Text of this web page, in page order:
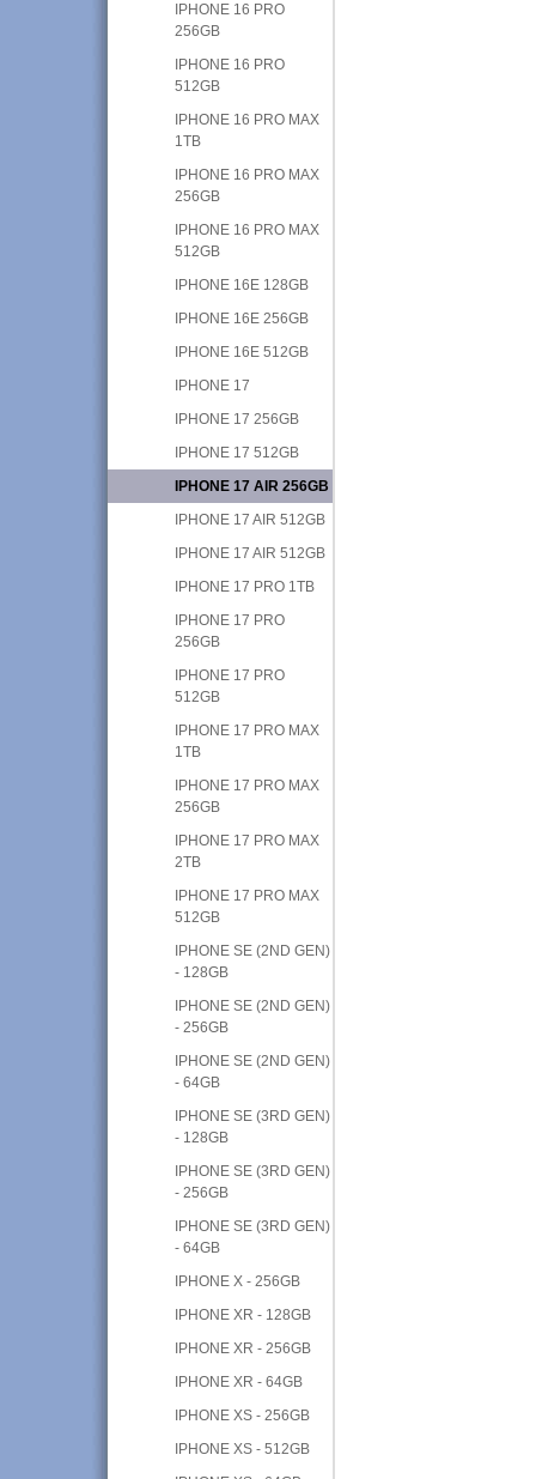
IPHONE 16 PRO
256GB
IPHONE 16 PRO
512GB
IPHONE 16 PRO MAX
1TB
IPHONE 16 PRO MAX
256GB
IPHONE 16 PRO MAX
512GB
IPHONE 16E 128GB
IPHONE 16E 256GB
IPHONE 16E 512GB
IPHONE 17
IPHONE 17 256GB
IPHONE 17 512GB
IPHONE 17 AIR 256GB
IPHONE 17 AIR 512GB
IPHONE 17 AIR 512GB
IPHONE 17 PRO 1TB
IPHONE 17 PRO
256GB
IPHONE 17 PRO
512GB
IPHONE 17 PRO MAX
1TB
IPHONE 17 PRO MAX
256GB
IPHONE 17 PRO MAX
2TB
IPHONE 17 PRO MAX
512GB
IPHONE SE (2ND GEN)
- 128GB
IPHONE SE (2ND GEN)
- 256GB
IPHONE SE (2ND GEN)
- 64GB
IPHONE SE (3RD GEN)
- 128GB
IPHONE SE (3RD GEN)
- 256GB
IPHONE SE (3RD GEN)
- 64GB
IPHONE X - 256GB
IPHONE XR - 128GB
IPHONE XR - 256GB
IPHONE XR - 64GB
IPHONE XS - 256GB
IPHONE XS - 512GB